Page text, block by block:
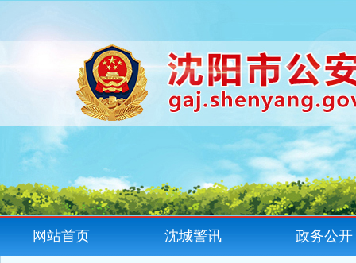
网站首页 沈城警讯 政务公开